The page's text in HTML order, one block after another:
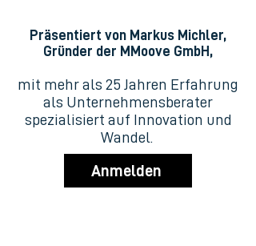
Präsentiert von Markus Michler,
Gründer der MMoove GmbH,
mit mehr als 25 Jahren Erfahrung
als Unternehmensberater
spezialisiert auf Innovation und
Wandel.
Anmelden